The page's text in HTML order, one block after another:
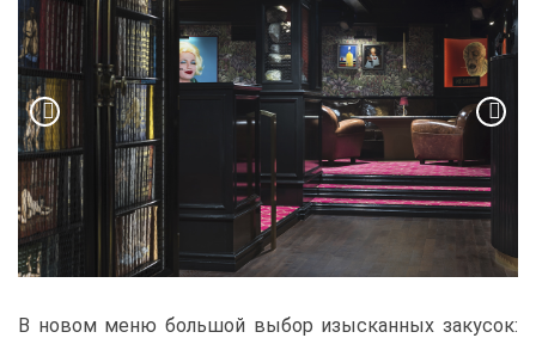
В но­вом ме­ню боль­шой вы­бор изыс­кан­ных за­ку­сок: